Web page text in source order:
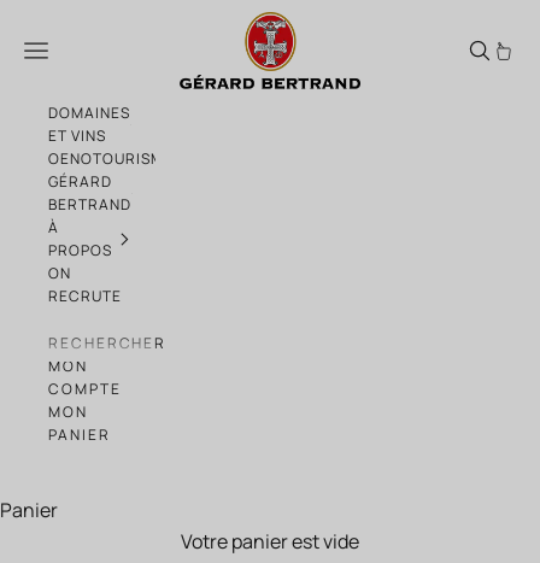
3 mois pour Languedoc
Menu
DOMAINES
ET VINS
OENOTOURISME
GÉRARD
BERTRAND
À
PROPOS
ON
RECRUTE
RECHERCHER
MON
COMPTE
MON
PANIER
Panier
Votre panier est vide